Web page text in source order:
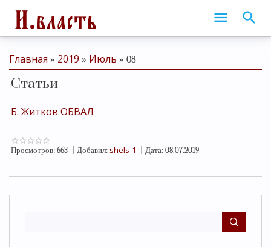
Главная » 2019 » Июль » 08
Статьи
Б. Житков ОБВАЛ
Просмотров: 663 Добавил: shels-1 Дата: 08.07.2019